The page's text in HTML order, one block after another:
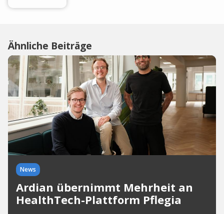
Ähnliche Beiträge
News
Ardian übernimmt Mehrheit an
HealthTech-Plattform Pflegia